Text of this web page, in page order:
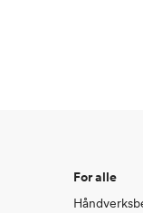
For alle